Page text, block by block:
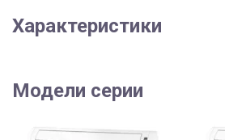
Характеристики
Модели серии